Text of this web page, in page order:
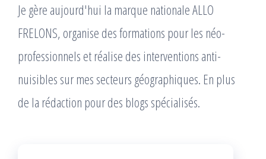
Je gère aujourd'hui la marque nationale ALLO
FRELONS, organise des formations pour les néo-
professionnels et réalise des interventions anti-
nuisibles sur mes secteurs géographiques. En plus
de la rédaction pour des blogs spécialisés.